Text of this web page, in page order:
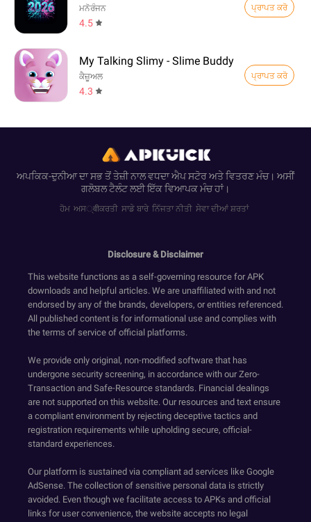
ਮਨੋਰੰਜਨ
4.5
ਪ੍ਰਾਪਤ ਕਰੋ
My Talking Slimy - Slime Buddy
ਕੈਜ਼ੂਅਲ
4.3
ਪ੍ਰਾਪਤ ਕਰੋ
ਅਪਕਿਕ-ਦੁਨੀਆ ਦਾ ਸਭ ਤੋਂ ਤੇਜ਼ੀ ਨਾਲ ਵਧਦਾ ਐਪ ਸਟੋਰ ਅਤੇ ਵਿਤਰਣ ਮੰਚ। ਅਸੀਂ
ਗਲੋਬਲ ਟੈਲੰਟ ਲਈ ਇੱਕ ਵਿਆਪਕ ਮੰਚ ਹਾਂ।
ਹੋਮ ਅਸ्वीਕਰਤੀ ਸਾਡੇ ਬਾਰੇ ਨਿੱਜਤਾ ਨੀਤੀ ਸੇਵਾ ਦੀਆਂ ਸ਼ਰਤਾਂ
Disclosure & Disclaimer
This website functions as a self-governing resource for APK
downloads and helpful articles. We are unaffiliated with and not
endorsed by any of the brands, developers, or entities referenced.
All published content is for informational use and complies with
the terms of service of official platforms.
We provide only original, non-modified software that has
undergone security screening, in accordance with our Zero-
Transaction and Safe-Resource standards. Financial dealings
are not supported on this website. Our resources and text ensure
a compliant environment by rejecting deceptive tactics and
registration requirements while upholding secure, official-
standard experiences.
Our platform is sustained via compliant ad services like Google
AdSense. The collection of sensitive personal data is strictly
avoided. Even though we facilitate access to APKs and official
links for user convenience, the website accepts no legal